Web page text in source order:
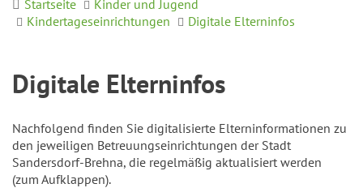
Startseite
Kinder und Jugend
Kindertageseinrichtungen
Digitale Elterninfos
Digitale Elterninfos
Nachfolgend finden Sie digitalisierte Elterninformationen zu
den jeweiligen Betreuungseinrichtungen der Stadt
Sandersdorf-Brehna, die regelmäßig aktualisiert werden
(zum Aufklappen).